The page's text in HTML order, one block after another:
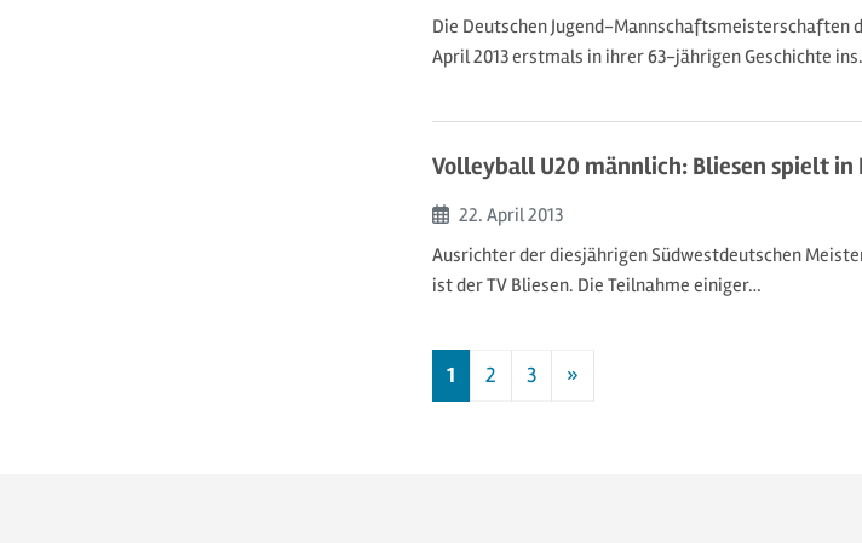
Die Deutschen Jugend-Mannschaftsmeisterschaften
April 2013 erstmals in ihrer 63-jährigen Geschichte
Volleyball U20 männlich: Bliesen spielt in
Beginn:
22. April2013
Ausrichter der diesjährigen Südwestdeutschen
ist der TV Bliesen. Die Teilnahme einiger…
1 2 3 »Nächste